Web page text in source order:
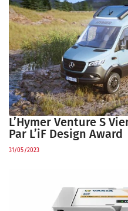
L’Hymer Venture S
Par L’iF Design Award
31/05/2023